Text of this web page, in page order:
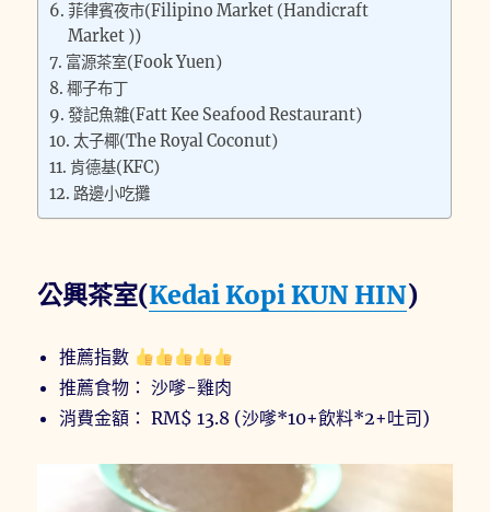
菲律賓夜市(Filipino Market (Handicraft
Market ))
富源茶室(Fook Yuen)
椰子布丁
發記魚雜(Fatt Kee Seafood Restaurant)
太子椰(The Royal Coconut)
肯德基(KFC)
路邊小吃攤
公興茶室(Kedai Kopi KUN HIN)
推薦指數
推薦食物： 沙嗲-雞肉
消費金額： RM$ 13.8 (沙嗲*10+飲料*2+吐司)